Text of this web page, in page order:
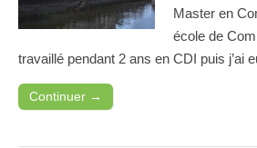
Master en
école de
travaillé pendant 2 ans en CDI puis j’ai
Continuer →